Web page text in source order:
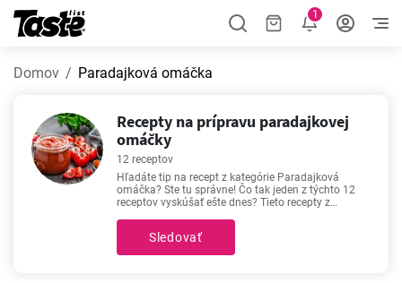
1
Domov Paradajková omáčka
Recepty na prípravu paradajkovej
omáčky
12 receptov
Hľadáte tip na recept z kategórie Paradajková
omáčka? Ste tu správne! Čo tak jeden z týchto 12
receptov vyskúšať ešte dnes? Tieto recepty z
sa okrem ingrediencí a postupu dozviete aj približný
čas prípravy a počet porcií. Ak sa povie dobrý recept,
Sledovať